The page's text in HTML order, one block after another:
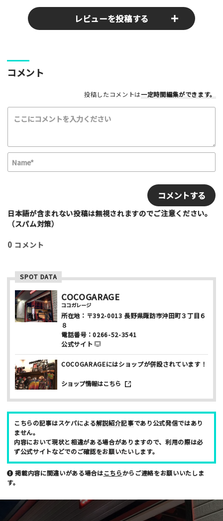
レビューを投稿する
ここのパークやスポットの感想をぜひお寄せください！みんな
の参考となります！
レビュータイトル（※必須）
利用したもの
スクーター
最高！
最悪
該当する項目を選択して下さい（複数可能）
上級者向け
初心者向け
利用者多い
利用者少ない
セクション多い
セクション少ない
写真など
ニックネーム （任意/公開）
性別
コメント
投稿したコメントは一定時間編集ができます。
*
i日本語が含まれない投稿は無視されますのでご注意ください。
（スパム対策）
0 コメント
SPOT DATA
COCOGARAGE
ココガレージ
所在地： 〒392-0013 長野県諏訪市沖田町３丁目６
８
電話番号：0266-52-3541
公式サイト
COCOGARAGEにはショップが併設されています！
ショップ情報はこちら
こちらの記事はスケパによる解説紹介記事であり公式発信ではあり
ません。
内容において現状と相違がある場合がありますので、利用の際は必
ず公式サイトなどでのご確認をお願いたいします。
掲載内容に間違いがある場合はこちらからご連絡をお願いいたしま
す。